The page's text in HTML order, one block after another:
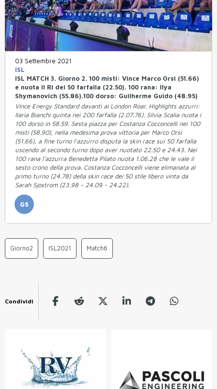
03 Settembre 2021
ISL
ISL MATCH 3. Giorno 2. 100 misti: Vince Marco Orsi (51.66)
e nuota il RI dei 50 farfalla (22.50). 100 rana: Ilya
Shymanovich (55.86).100 dorso: Guilherme Guido (48.95)
Vince Energy Standard davanti ai London Roar. Highlights azzurri:
Ilaria Bianchi quinta nei 200 farfalla (2.07.76). Silvia Scalia nuota i
100 dorso in 58.59. Sesta piazza per Costanza Cocconcelli nei 100
misti (58.90), nella medesima prova vittoria per Marco Orsi
(51.66), a fine turno l'azzurro disputa la skin race sui 50 farfalla
uscendo al secondo turno dopo aver nuotato 22.50 e 24.43. Nei
100 rana l’azzurra Benedetta Pilato nuota 1.06.28 che le vale il
sesto crono della prova. Costanza Cocconcelli viene elimanata al
primo turno (24.78) della skin race dei 50 stile libero vinta da
Sarah Sjostrom (23.98 - 24.09 - 24.22).
GS
Giorno2 ISL2021 Match6
Condividi